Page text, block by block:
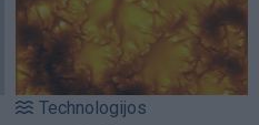
Technologijos